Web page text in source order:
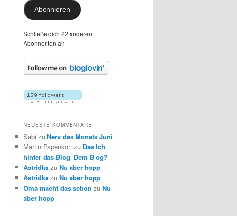
Abonnieren
Schließe dich 22 anderen
Abonnenten an
NEUESTE KOMMENTARE
Sabi zu Nerv des Monats Juni
Martin Papenkort zu Das Ich
hinter das Blog. Dem Blog?
Astridka zu Nu aber hopp
Astridka zu Nu aber hopp
Oma macht das schon zu Nu
aber hopp